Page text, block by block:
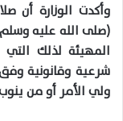
وأكدت الوزارة أن
(صلى الله عليه
المهيئة لذلك
شرعية وقانونية
ولي الأمر أو من